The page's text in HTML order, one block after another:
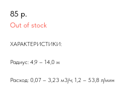
85 р.
Out of stock
ХАРАКТЕРИСТИКИ:
Радиус: 4,9 – 14,0 м
Расход: 0,07 – 3,23 м3/ч; 1,2 – 53,8 л/мин